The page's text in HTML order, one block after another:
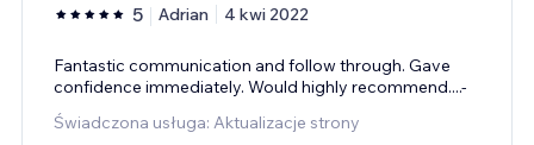
5 Adrian 4 kwi 2022
Fantastic communication and follow through. Gave
confidence immediately. Would highly recommend....-
Świadczona usługa: Aktualizacje strony